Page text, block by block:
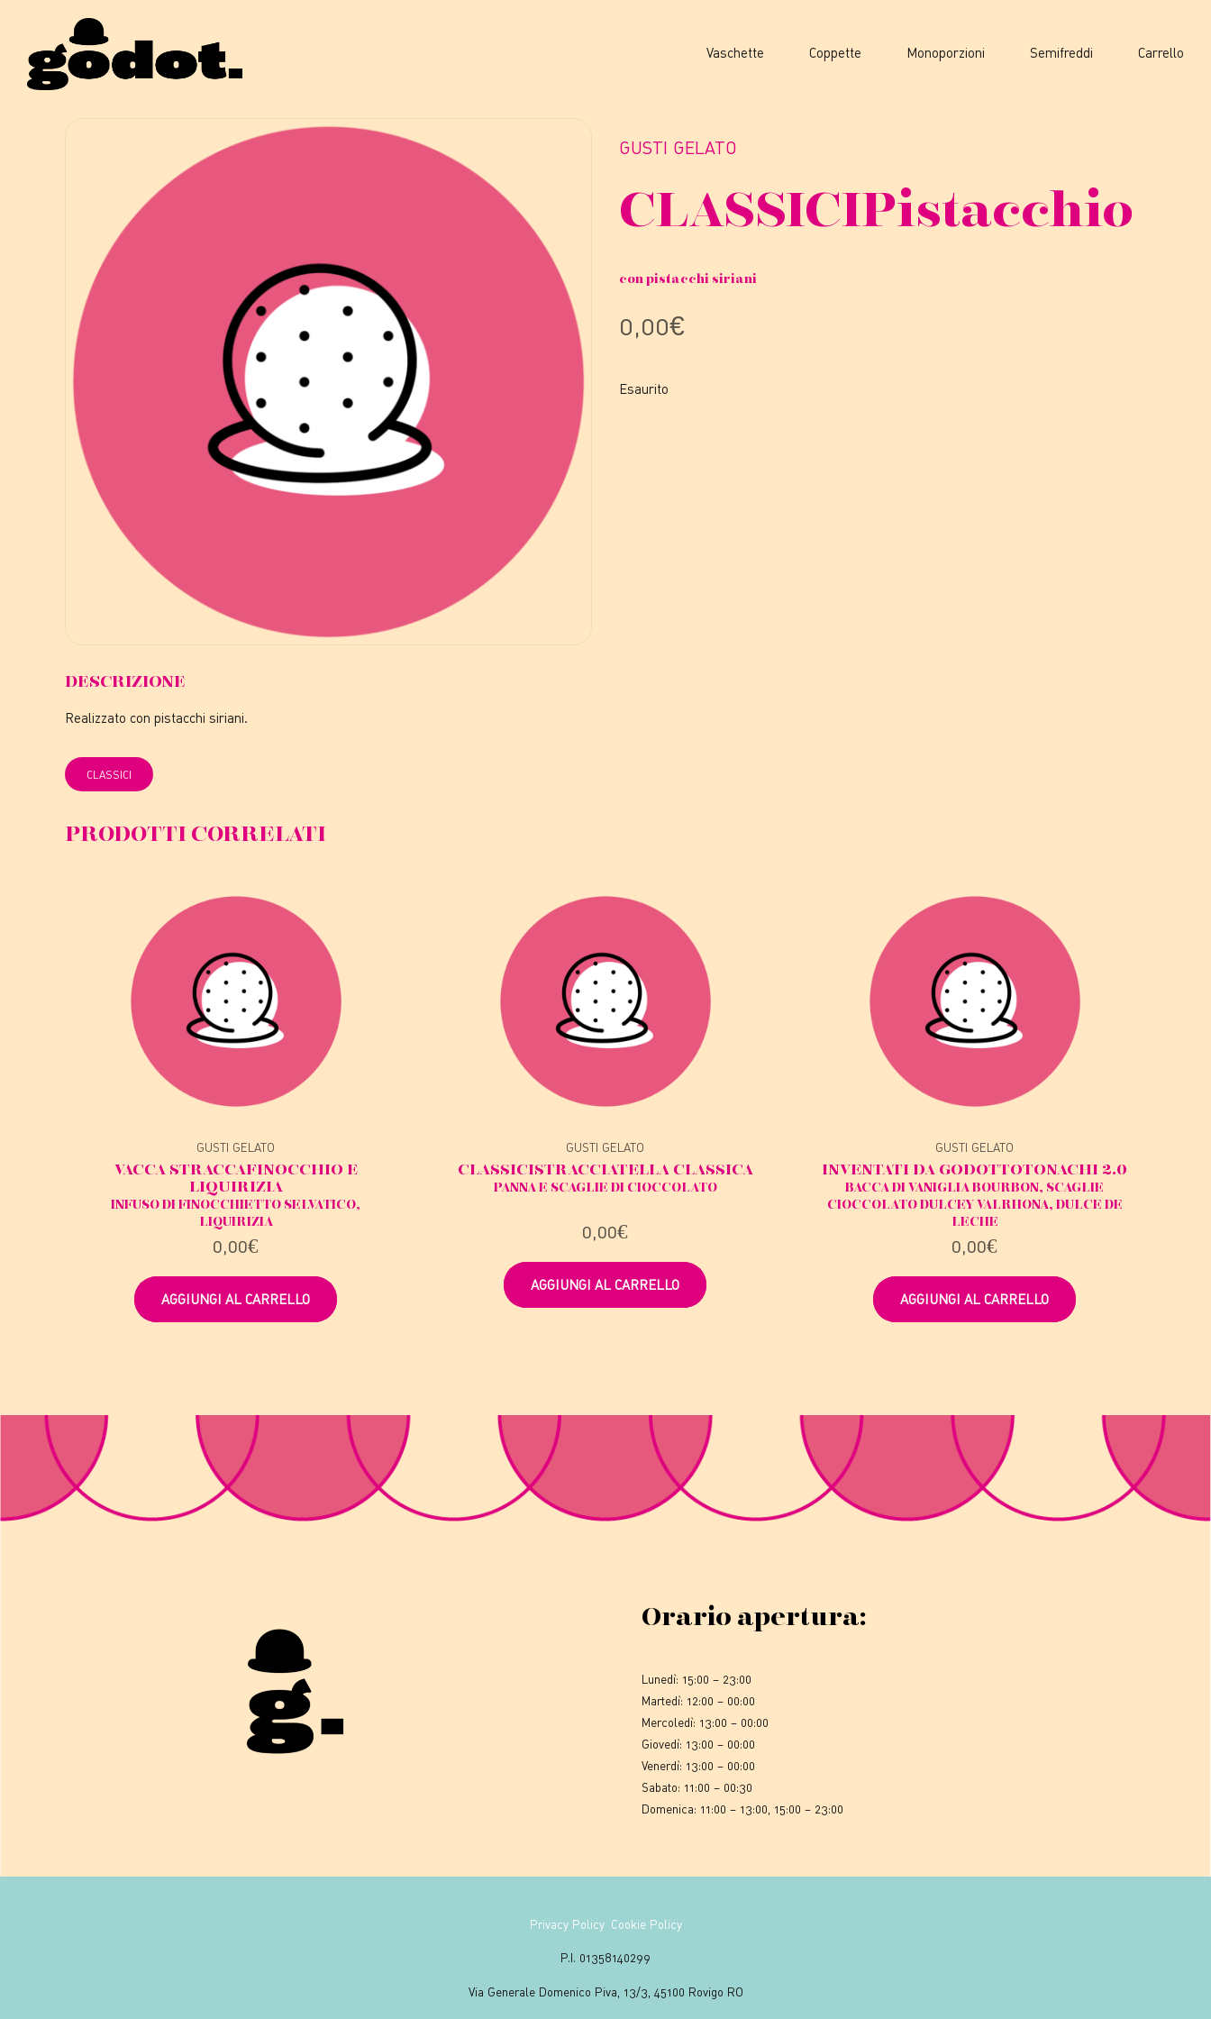
Vaschette Coppette Monoporzioni Semifreddi Carrello
GUSTI GELATO
CLASSICIPistacchio
con pistacchi siriani
0,00€
Esaurito
DESCRIZIONE
Realizzato con pistacchi siriani.
CLASSICI
PRODOTTI CORRELATI
GUSTI GELATO
VACCA STRACCAFINOCCHIO E
LIQUIRIZIA
INFUSO DI FINOCCHIETTO SELVATICO,
LIQUIRIZIA
0,00€
AGGIUNGI AL CARRELLO
GUSTI GELATO
CLASSICISTRACCIATELLA CLASSICA
PANNA E SCAGLIE DI CIOCCOLATO
0,00€
AGGIUNGI AL CARRELLO
GUSTI GELATO
INVENTATI DA GODOTTOTONACHI 2.0
BACCA DI VANIGLIA BOURBON, SCAGLIE
CIOCCOLATO DULCEY VALRHONA, DULCE DE
LECHE
0,00€
AGGIUNGI AL CARRELLO
Orario apertura:
Lunedì: 15:00 – 23:00
Martedì: 12:00 – 00:00
Mercoledì: 13:00 – 00:00
Giovedì: 13:00 – 00:00
Venerdì: 13:00 – 00:00
Sabato: 11:00 – 00:30
Domenica: 11:00 – 13:00, 15:00 – 23:00
Privacy Policy Cookie Policy
P.I. 01358140299
Via Generale Domenico Piva, 13/3, 45100 Rovigo RO